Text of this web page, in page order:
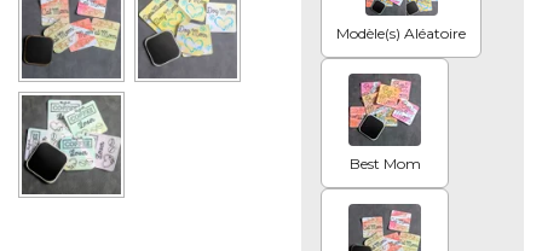
Modèle(s) Aléatoire
Best Mom